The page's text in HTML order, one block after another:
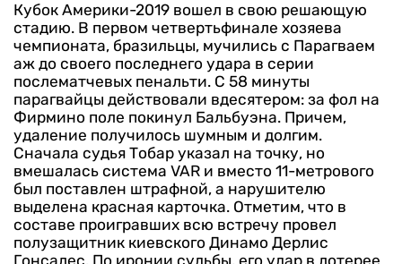
Кубок Америки-2019 вошел в свою решающую
стадию. В первом четвертьфинале хозяева
чемпионата, бразильцы, мучились с Парагваем
аж до своего последнего удара в серии
послематчевых пенальти. С 58 минуты
парагвайцы действовали вдесятером: за фол на
Фирмино поле покинул Бальбуэна. Причем,
удаление получилось шумным и долгим.
Сначала судья Тобар указал на точку, но
вмешалась система VAR и вместо 11-метрового
был поставлен штрафной, а нарушителю
выделена красная карточка. Отметим, что в
составе проигравших всю встречу провел
полузащитник киевского Динамо Дерлис